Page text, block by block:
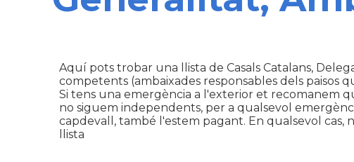
Aquí pots trobar una llista de Casals Catalans,
competents (ambaixades responsables dels paisos
Si tens una emergència a l'exterior et recomanem
no siguem independents, per a qualsevol
capdevall, també l'estem pagant. En qualsevol cas,
llista